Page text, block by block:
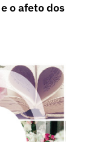
o afeto dos